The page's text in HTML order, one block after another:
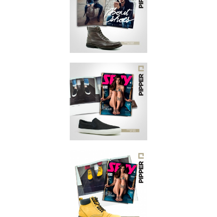
JANEIRO 2016
ABOUT SHOES
DEZEMBRO/2015
SEXY
AGOSTO/2015